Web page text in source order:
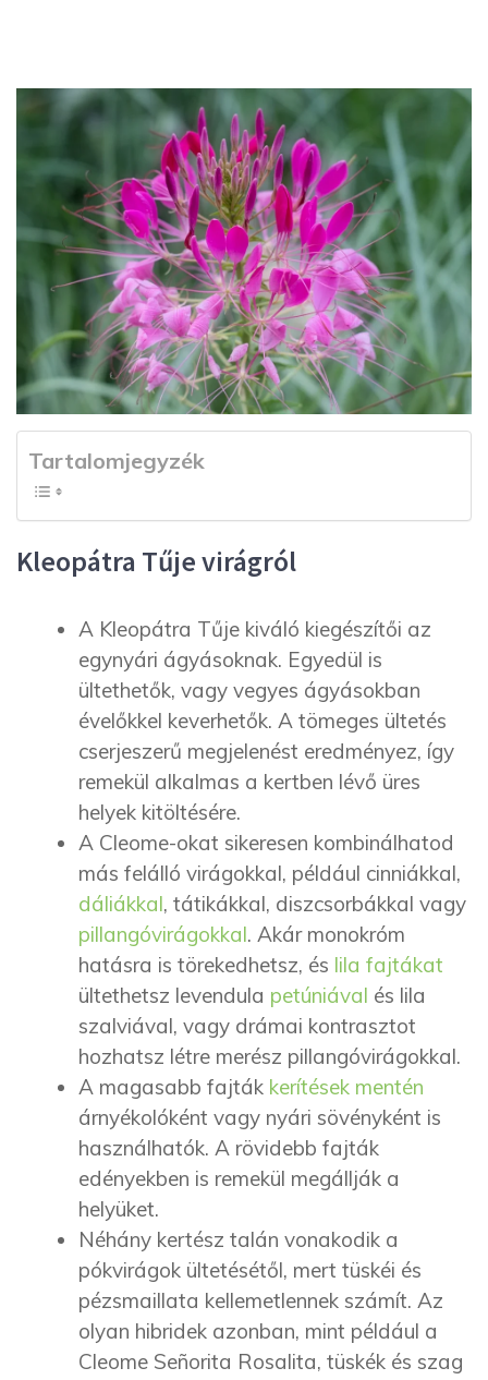
Tartalomjegyzék
Kleopátra Tűje virágról
A Kleopátra Tűje kiváló kiegészítői az
egynyári ágyásoknak. Egyedül is
ültethetők, vagy vegyes ágyásokban
évelőkkel keverhetők. A tömeges ültetés
cserjeszerű megjelenést eredményez, így
remekül alkalmas a kertben lévő üres
helyek kitöltésére.
A Cleome-okat sikeresen kombinálhatod
más felálló virágokkal, például cinniákkal,
dáliákkal, tátikákkal, diszcsorbákkal vagy
pillangóvirágokkal. Akár monokróm
hatásra is törekedhetsz, és lila fajtákat
ültethetsz levendula petúniával és lila
szalviával, vagy drámai kontrasztot
hozhatsz létre merész pillangóvirágokkal.
A magasabb fajták kerítések mentén
árnyékolóként vagy nyári sövényként is
használhatók. A rövidebb fajták
edényekben is remekül megállják a
helyüket.
Néhány kertész talán vonakodik a
pókvirágok ültetésétől, mert tüskéi és
pézsmaillata kellemetlennek számít. Az
olyan hibridek azonban, mint például a
Cleome Señorita Rosalita, tüskék és szag